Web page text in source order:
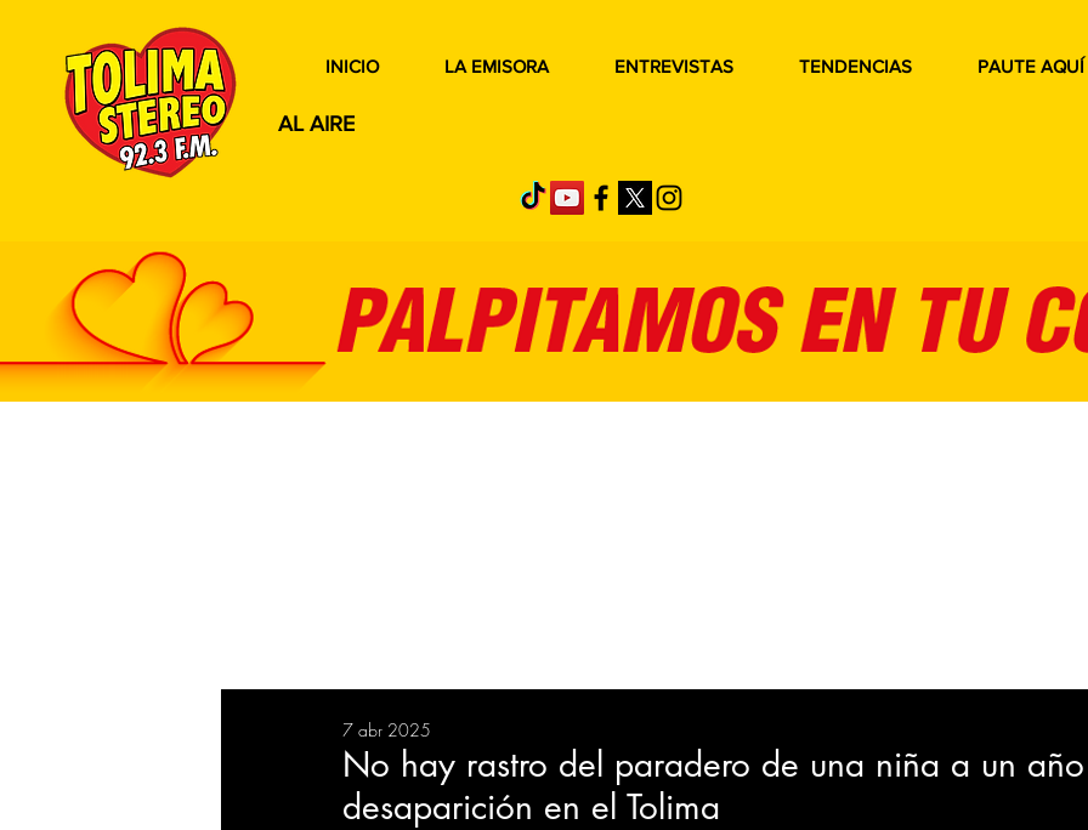
AL AIRE
INICIO LA EMISORA ENTREVISTAS TENDENCIAS PAUTE AQUÍ
BIENESTAR
No hay rastro del paradero de una niña a un
desaparición en el Tolima
7 abr 2025